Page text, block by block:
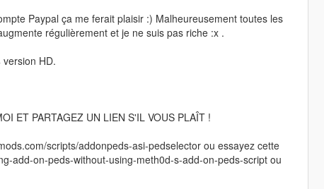
Paypal ça me ferait plaisir :) Malheureusement toutes les
régulièrement et je ne suis pas riche :x .
HD.
ET PARTAGEZ UN LIEN S'IL VOUS PLAÎT !
scripts/addonpeds-asi-pedselector ou essayez cette
add-on-peds-without-using-meth0d-s-add-on-peds-script ou